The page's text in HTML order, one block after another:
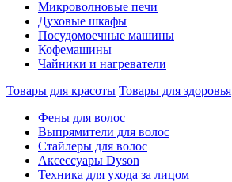
Микроволновые печи
Духовые шкафы
Посудомоечные машины
Кофемашины
Чайники и нагреватели
Товары для красоты Товары для здоровья
Фены для волос
Выпрямители для волос
Стайлеры для волос
Аксессуары Dyson
Техника для ухода за лицом